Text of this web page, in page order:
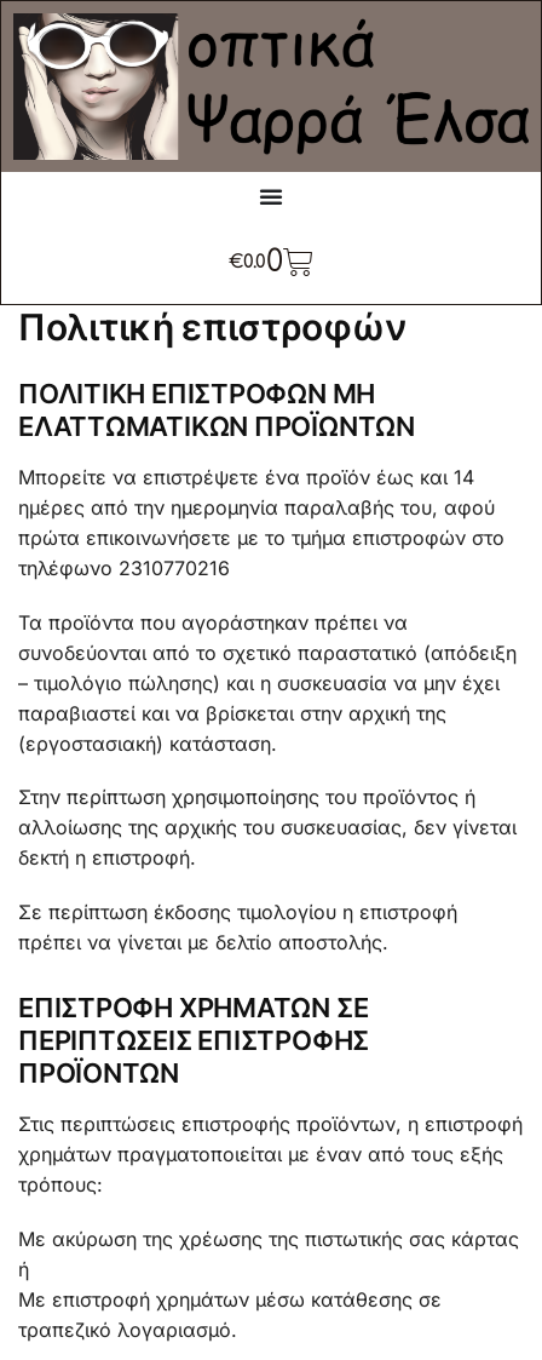
€0.00
Πολιτική επιστροφών
ΠΟΛΙΤΙΚΗ ΕΠΙΣΤΡΟΦΩΝ ΜΗ
ΕΛΑΤΤΩΜΑΤΙΚΩΝ ΠΡΟΪΩΝΤΩΝ
Μπορείτε να επιστρέψετε ένα προϊόν έως και 14
ημέρες από την ημερομηνία παραλαβής του, αφού
πρώτα επικοινωνήσετε με το τμήμα επιστροφών στο
τηλέφωνο 2310770216
Τα προϊόντα που αγοράστηκαν πρέπει να
συνοδεύονται από το σχετικό παραστατικό (απόδειξη
– τιμολόγιο πώλησης) και η συσκευασία να μην έχει
παραβιαστεί και να βρίσκεται στην αρχική της
(εργοστασιακή) κατάσταση.
Στην περίπτωση χρησιμοποίησης του προϊόντος ή
αλλοίωσης της αρχικής του συσκευασίας, δεν γίνεται
δεκτή η επιστροφή.
Σε περίπτωση έκδοσης τιμολογίου η επιστροφή
πρέπει να γίνεται με δελτίο αποστολής.
ΕΠΙΣΤΡΟΦΗ ΧΡΗΜΑΤΩΝ ΣΕ
ΠΕΡΙΠΤΩΣΕΙΣ ΕΠΙΣΤΡΟΦΗΣ
ΠΡΟΪΟΝΤΩΝ
Στις περιπτώσεις επιστροφής προϊόντων, η επιστροφή
χρημάτων πραγματοποιείται με έναν από τους εξής
τρόπους:
Με ακύρωση της χρέωσης της πιστωτικής σας κάρτας
ή
Με επιστροφή χρημάτων μέσω κατάθεσης σε
τραπεζικό λογαριασμό.